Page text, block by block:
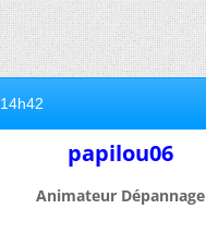
14h42
papilou06
Animateur Dépannage